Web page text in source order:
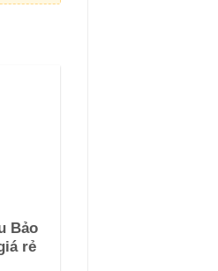
Bảo
rẻ